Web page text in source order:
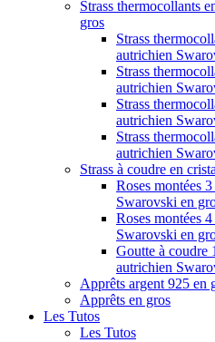
Strass thermocollants
gros
Strass
autrichien
Strass
autrichien
Strass
autrichien
Strass
autrichien
Strass à coudre en
Roses montées
Swarovski en
Roses montées
Swarovski en
Goutte à coudre
autrichien
Apprêts argent 925 en
Apprêts en gros
Les Tutos
Les Tutos